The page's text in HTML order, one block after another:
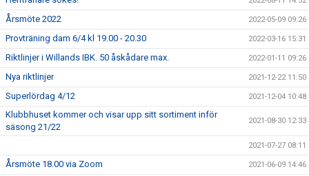
Årsmöte 2022 2022-05-09 09:26
Provträning dam 6/4 kl 19.00 - 20.30 2022-03-16 15:31
Riktlinjer i Willands IBK. 50 åskådare max. 2022-01-11 09:26
Nya riktlinjer 2021-12-22 11:50
Superlördag 4/12 2021-12-04 10:48
Klubbhuset kommer och visar upp sitt sortiment inför
säsong 21/22
2021-08-30 12:33
2021-07-27 08:11
Årsmöte 18.00 via Zoom 2021-06-09 14:46